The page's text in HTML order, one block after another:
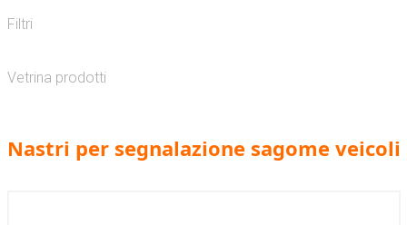
Filtri
Vetrina prodotti
Nastri per segnalazione sagome veicoli